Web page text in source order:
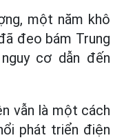
một năm khô
đeo bám Trung
cơ dẫn đến
vẫn là một cách
phát triển điện